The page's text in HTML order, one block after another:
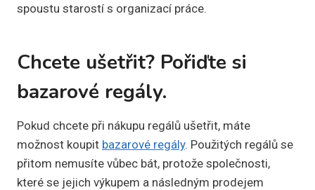
spoustu starostí s organizací práce.
Chcete ušetřit? Pořiďte si
bazarové regály.
Pokud chcete při nákupu regálů ušetřit, máte
možnost koupit bazarové regály. Použitých regálů se
přitom nemusíte vůbec bát, protože společnosti,
které se jejich výkupem a následným prodejem